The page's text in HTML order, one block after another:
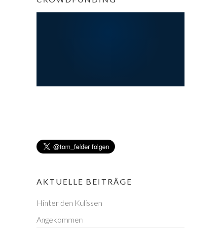
AKTUELLE BEITRÄGE
Hinter den Kulissen
Angekommen